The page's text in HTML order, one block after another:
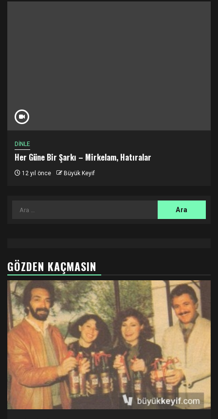
DİNLE
Her Güne Bir Şarkı – Mirkelam, Hatıralar
12 yıl önce Büyük Keyif
Arama:
GÖZDEN KAÇMASIN